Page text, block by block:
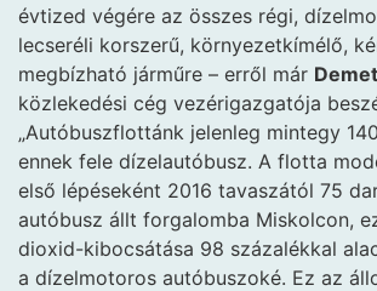
évtized végére az összes régi,
lecseréli korszerű, környezetkímélő,
megbízható járműre – erről már
közlekedési cég vezérigazgatója
„Autóbuszflottánk jelenleg mintegy
ennek fele dízelautóbusz. A flotta
első lépéseként 2016 tavaszától 75
autóbusz állt forgalomba Miskolcon,
dioxid-kibocsátása 98 százalékkal
a dízelmotoros autóbuszoké. Ez az